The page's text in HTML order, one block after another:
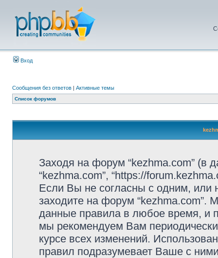
Вход
Сообщения без ответов | Активные темы
Список форумов
Заходя на форум “kezhma.com”
“kezhma.com”, “https://
Если Вы не согласны с одним, или
заходите на форум “kezhma.com”.
данные правила в любое время, и
мы рекомендуем Вам
курсе всех изменений.
правил подразумевает Ваше с